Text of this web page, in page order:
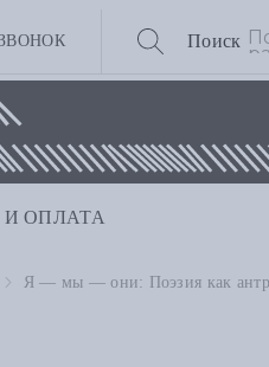
Поиск
ОПЛАТА
Я — мы — они: Поэзия как